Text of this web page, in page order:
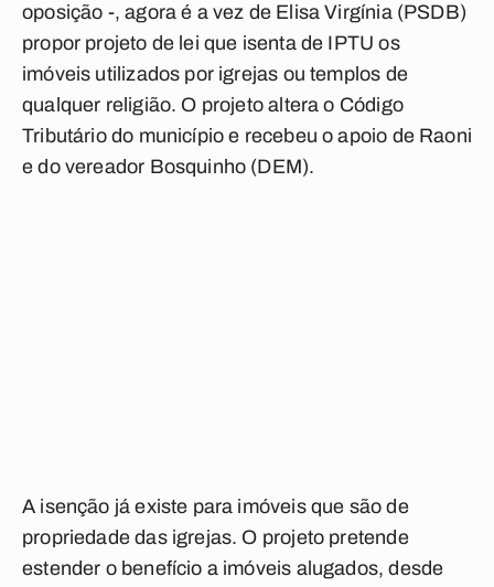
oposição -, agora é a vez de Elisa Virgínia (PSDB)
propor projeto de lei que isenta de IPTU os
imóveis utilizados por igrejas ou templos de
qualquer religião. O projeto altera o Código
Tributário do município e recebeu o apoio de Raoni
e do vereador Bosquinho (DEM).
A isenção já existe para imóveis que são de
propriedade das igrejas. O projeto pretende
estender o benefício a imóveis alugados, desde